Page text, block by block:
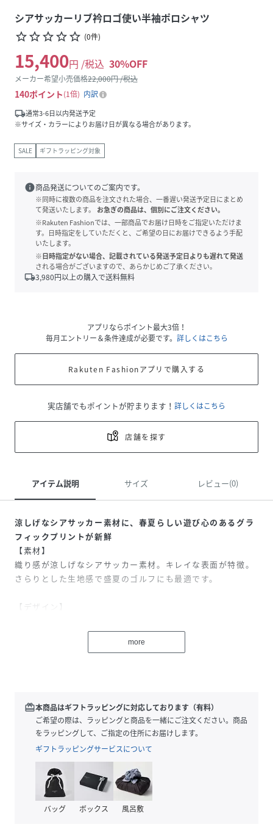
シアサッカーリブ衿ロゴ使い半袖ポロシャツ
star_borderstar_borderstar_borderstar_borderstar_border (0件)
15,400円 /税込 30%OFF
メーカー希望小売価格22,000円 /税込
140ポイント 1倍
内訳
local_shipping通常3-6日以内発送予定
※サイズ・カラーによりお届け日が異なる場合があります。
SALE ギフトラッピング対象
info商品発送についてのご案内です。
※同時に複数の商品を注文された場合、一番遅い発送予定日にまとめ
て発送いたします。
お急ぎの商品は、個別にご注文ください。
※Rakuten Fashionでは、一部商品でお届け日時をご指定いただけま
す。日時指定をしていただくと、ご希望の日にお届けできるよう手配
いたします。
※日時指定がない場合、記載されている発送予定日よりも遅れて発送
される場合がございますので、あらかじめご了承ください。
local_shipping3,980円以上の購入で送料無料
アプリならポイント最大3倍！
毎月エントリー＆条件達成が必要です。 詳しくはこちら
Rakuten Fashionアプリで購入する
実店舗でもポイントが貯まります！ 詳しくはこちら
店舗を探す
アイテム説明 サイズ レビュー(0)
涼しげなシアサッカー素材に、春夏らしい遊び心のあるグラ
フィックプリントが新鮮
【素材】
織り感が涼しげなシアサッカー素材。キレイな表面が特徴。
さらりとした生地感で盛夏のゴルフにも最適です。
【デザイン】
適度にゆとりをもたせたボディとキレイなシルエットが女性
ｰｰｰｰｰｰｰｰｰｰｰｰｰｰｰｰｰｰｰｰｰｰ
裏地：なし
光沢感：なし
透け感：なし（ホワイトはやや透け感あり）
ポケット:なし
伸縮性：あり
ｰｰｰｰｰｰｰｰｰｰｰｰｰｰｰｰｰｰｰｰｰｰｰ
【モデル着用サイズ】
more
redeem本商品はギフトラッピングに対応しております（有料）
ご希望の際は、ラッピングと商品を一緒にご注文ください。商品
をラッピングして、ご指定の住所にお届けします。
ギフトラッピングサービスについて
バッグ ボックス 風呂敷